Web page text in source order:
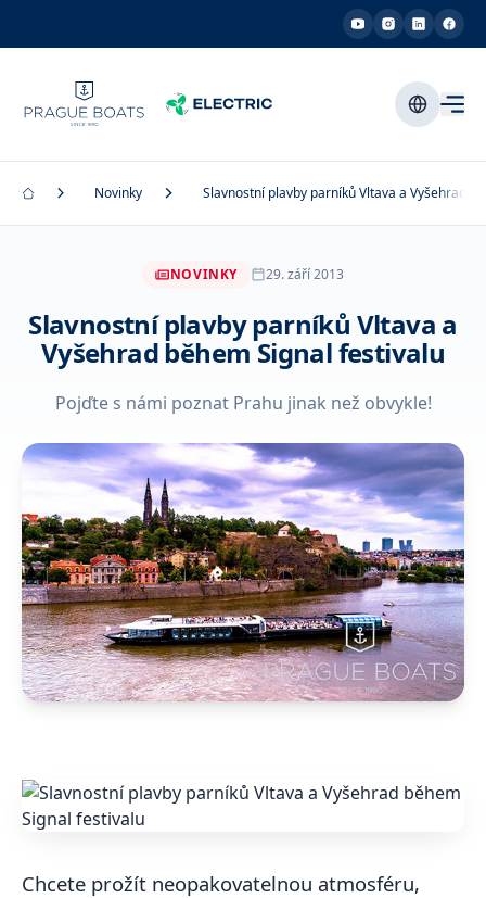
Novinky Slavnostní plavby parníků Vltava a Vyšehrad
NOVINKY 29. září 2013
Slavnostní plavby parníků Vltava a
Vyšehrad během Signal festivalu
Pojďte s námi poznat Prahu jinak než obvykle!
Chcete prožít neopakovatelnou atmosféru,